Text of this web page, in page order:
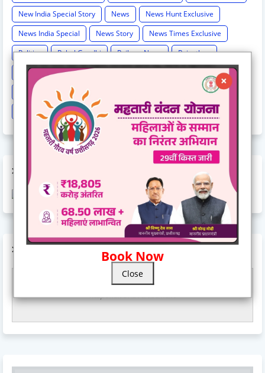
Book Now
Close
New India Special Story
News
News Hunt Exclusive
News India Special
News Story
News Times Exclusive
Politics
Rahul Gandhi Railway News
Rajasthan
Religion And Spirituality
sonia Gandhi
Sports
Technology
Train Cancel
Uttarpradesh Weather
AD CODE
AD CODE
Responsive Advertisement